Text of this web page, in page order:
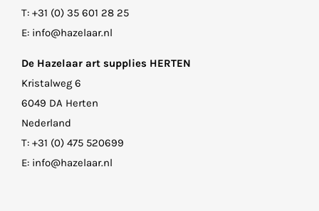
T: +31 (0) 35 601 28 25
E: info@hazelaar.nl
De Hazelaar art supplies HERTEN
Kristalweg 6
6049 DA Herten
Nederland
T: +31 (0) 475 520699
E: info@hazelaar.nl